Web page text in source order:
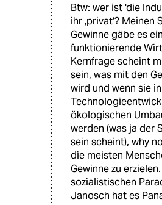
Btw: wer ist 'die
ihr ‚privat‘? Meinen
Gewinne gäbe es
funktionierende
Kernfrage scheint
sein, was mit den
wird und wenn sie in
ökologischen
werden (was ja der
sein scheint), why
die meisten
Gewinne zu
sozialistischen
Janosch hat es